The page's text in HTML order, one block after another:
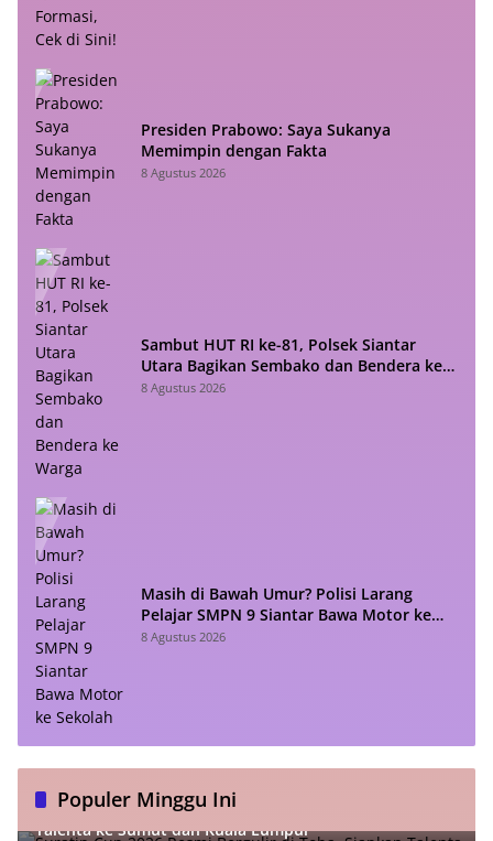
Presiden Prabowo: Saya Sukanya
Memimpin dengan Fakta
8 Agustus 2026
Sambut HUT RI ke-81, Polsek Siantar
Utara Bagikan Sembako dan Bendera ke
Warga
8 Agustus 2026
Masih di Bawah Umur? Polisi Larang
Pelajar SMPN 9 Siantar Bawa Motor ke
Sekolah
8 Agustus 2026
Populer Minggu Ini
Suratin Cup 2026 Resmi Bergulir di Toba, Siapkan
Talenta ke Sumut dan Kuala Lumpur